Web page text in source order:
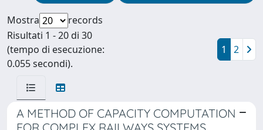
Mostra
records
Risultati 1 - 20 di 30
(tempo di esecuzione:
0.055 secondi).
1 2
A METHOD OF CAPACITY COMPUTATION